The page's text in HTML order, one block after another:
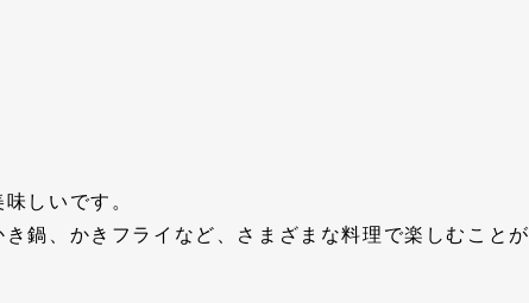
しいです。
鍋、かきフライなど、さまざまな料理で楽しむことが